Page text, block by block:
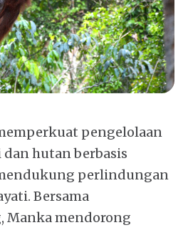
pengelolaan
hutan berbasis
perlindungan
Bersama
Manka mendorong